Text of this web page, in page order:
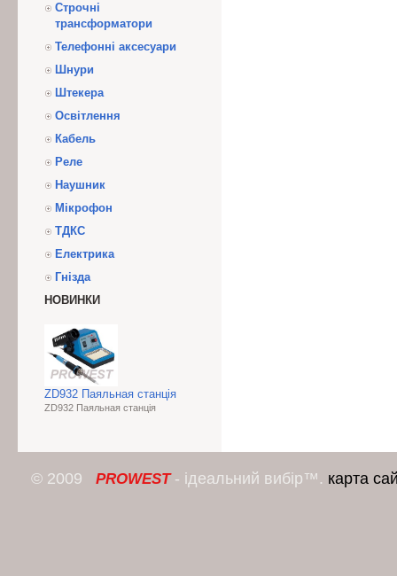
Строчні
трансформатори
Телефонні аксесуари
Шнури
Штекера
Освітлення
Кабель
Реле
Наушник
Мікрофон
ТДКС
Електрика
Гнізда
НОВИНКИ
ZD932 Паяльная станція
ZD932 Паяльная станція
© 2009 PROWEST- ідеальний вибір™. карта